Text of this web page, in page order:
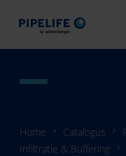
Home Catalogus
Infiltratie & Buffering